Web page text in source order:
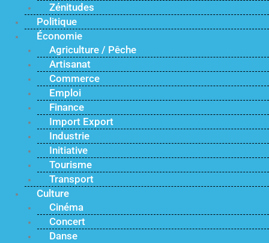
Zénitudes
Politique
Économie
Agriculture / Pêche
Artisanat
Commerce
Emploi
Finance
Import Export
Industrie
Initiative
Tourisme
Transport
Culture
Cinéma
Concert
Danse